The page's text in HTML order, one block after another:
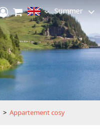
Summer
> Appartement cosy